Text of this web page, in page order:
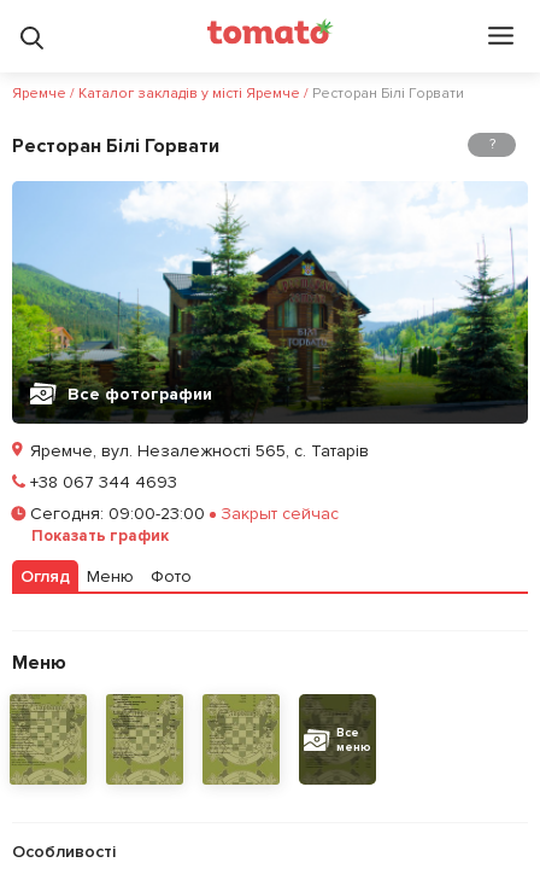
Яремче / Каталог закладів у місті Яремче / Ресторан Білі Горвати
Ресторан Білі Горвати ?
Все фотографии
Позвонить
Залишити відгук
Яремче, вул. Незалежності 565, с. Татарів
+38 067 344 4693
Сегодня: 09:00-23:00 Закрыт сейчас
Показать график
Огляд Меню Фото
Меню
Все
меню
Особливості